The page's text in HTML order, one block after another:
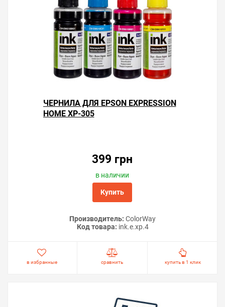
ЧЕРНИЛА ДЛЯ EPSON EXPRESSION
HOME XP-305
399 грн
в наличии
Купить
Производитель: ColorWay
Код товара: ink.e.xp.4
в избранные сравнить купить в 1 клик